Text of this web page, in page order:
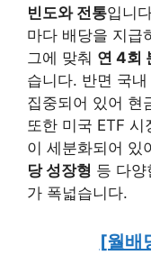
빈도와 전통입니
마다 배당을 지급
그에 맞춰 연 4회
습니다. 반면 국
집중되어 있어 현
또한 미국 ETF
이 세분화되어 있
당 성장형 등 다양
가 폭넓습니다.
[월배